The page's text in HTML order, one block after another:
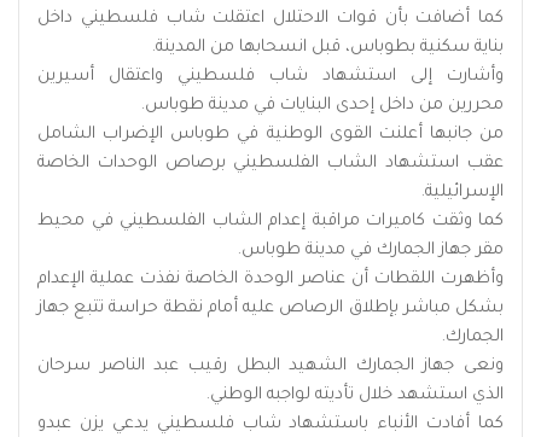
كما أضافت بأن قوات الاحتلال اعتقلت شاب فلسطيني داخل
بناية سكنية بطوباس، قبل انسحابها من المدينة.
وأشارت إلى استشهاد شاب فلسطيني واعتقال أسيرين
محررين من داخل إحدى البنايات في مدينة طوباس.
من جانبها أعلنت القوى الوطنية في طوباس الإضراب الشامل
عقب استشهاد الشاب الفلسطيني برصاص الوحدات الخاصة
الإسرائيلية.
كما وثقت كاميرات مراقبة إعدام الشاب الفلسطيني في محيط
مقر جهاز الجمارك في مدينة طوباس.
وأظهرت اللقطات أن عناصر الوحدة الخاصة نفذت عملية الإعدام
بشكل مباشر بإطلاق الرصاص عليه أمام نقطة حراسة تتبع جهاز
الجمارك.
ونعى جهاز الجمارك الشهيد البطل رقيب عبد الناصر سرحان
الذي استشهد خلال تأديته لواجبه الوطني.
كما أفادت الأنباء باستشهاد شاب فلسطيني يدعي يزن عبدو